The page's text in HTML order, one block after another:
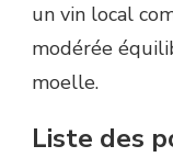
un vin local
modérée
moelle.
Liste des